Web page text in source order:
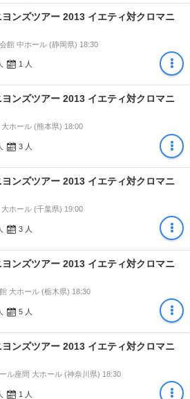
ンズツアー 2013 イエティ対クロマニ
館 中ホール (静岡県) 18:30
1 人
ンズツアー 2013 イエティ対クロマニ
ホール (熊本県) 18:00
3 人
ンズツアー 2013 イエティ対クロマニ
ホール (千葉県) 19:00
3 人
ンズツアー 2013 イエティ対クロマニ
大ホール (栃木県) 18:30
5 人
ンズツアー 2013 イエティ対クロマニ
ル座間 大ホール (神奈川県) 18:30
1 人